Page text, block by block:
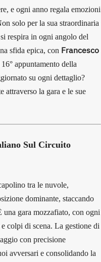
e ogni anno regala emozioni
solo per la sua straordinaria
respira in ogni angolo del
sfida epica, con Francesco
appuntamento della
su ogni dettaglio?
attraverso la gara e le sue
Sul Circuito
tra le nuvole,
dominante, staccando
una gara mozzafiato, con ogni
colpi di scena. La gestione di
con precisione
avversari e consolidando la